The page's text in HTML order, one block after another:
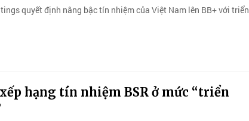
quyết định nâng bậc tín nhiệm của Việt Nam lên BB+ với triển
hạng tín nhiệm BSR ở mức “triển